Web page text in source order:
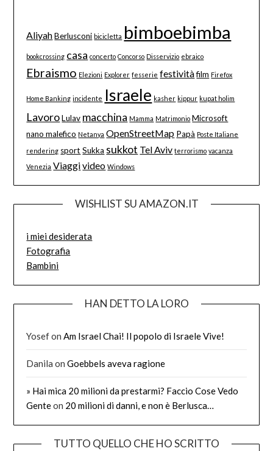
Aliyah Berlusconi bicicletta bimboebimba
bookcrossing casa concerto Concorso Disservizio ebraico
Ebraismo Elezioni Explorer fesserie festività film Firefox
Home Banking incidente Israele kasher kippur kupat holim
Lavoro Lulav macchina Mamma Matrimonio Microsoft
nano malefico Netanya OpenStreetMap Papà Poste Italiane
rendering sport Sukka sukkot Tel Aviv terrorismo vacanza
Venezia Viaggivideo Windows
WISHLIST SU AMAZON.IT
i miei desiderata
Fotografia
Bambini
HAN DETTO LA LORO
YosefonAm Israel Chai! Il popolo di Israele Vive!
Danila onGoebbels aveva ragione
» Hai mica 20 milioni da prestarmi? Faccio Cose Vedo
Genteon 20 milioni di danni, e non è Berlusca…
TUTTO QUELLO CHE HO SCRITTO